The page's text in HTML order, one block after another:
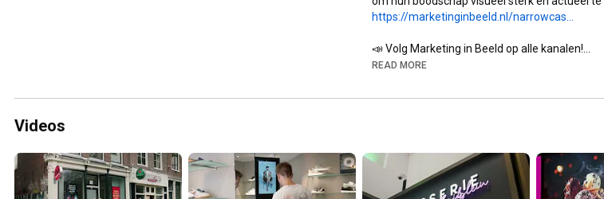
https://marketinginbeeld.nl/narrowcas...
📣 Volg Marketing in Beeld op alle kanalen!
🔗 https://www.marketinginbeeld.nl
💼 https://www.linkedin.com/company/mark...
READ MORE
Videos